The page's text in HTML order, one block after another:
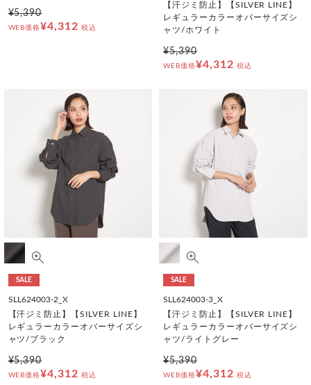
¥5,390
WEB価格¥4,312 税込
【汗ジミ防止】【SILVER LINE】
レギュラーカラーオバーサイズシ
ャツ/ホワイト
¥5,390
WEB価格¥4,312 税込
SALE
SLL624003-2_X
【汗ジミ防止】【SILVER LINE】
レギュラーカラーオバーサイズシ
ャツ/ブラック
¥5,390
WEB価格¥4,312 税込
SALE
SLL624003-3_X
【汗ジミ防止】【SILVER LINE】
レギュラーカラーオバーサイズシ
ャツ/ライトグレー
¥5,390
WEB価格¥4,312 税込